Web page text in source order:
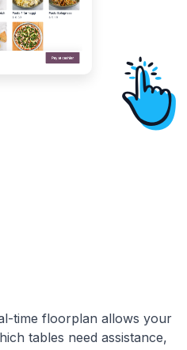
time floorplan allows your
tables need assistance,